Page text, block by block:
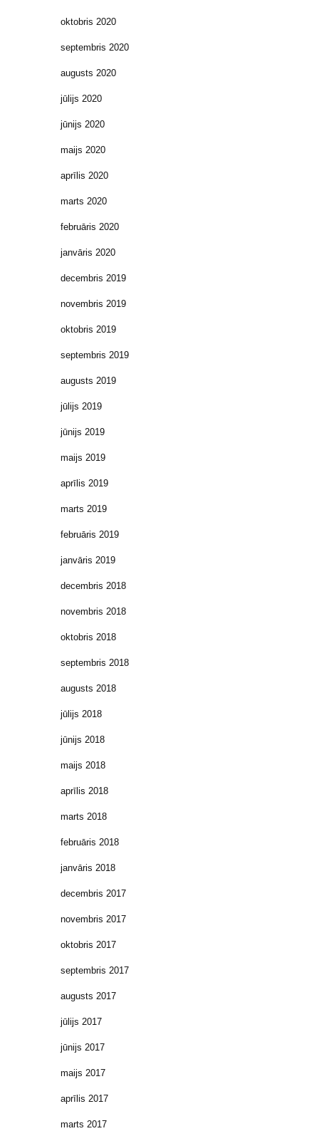
oktobris 2020
septembris 2020
augusts 2020
jūlijs 2020
jūnijs 2020
maijs 2020
aprīlis 2020
marts 2020
februāris 2020
janvāris 2020
decembris 2019
novembris 2019
oktobris 2019
septembris 2019
augusts 2019
jūlijs 2019
jūnijs 2019
maijs 2019
aprīlis 2019
marts 2019
februāris 2019
janvāris 2019
decembris 2018
novembris 2018
oktobris 2018
septembris 2018
augusts 2018
jūlijs 2018
jūnijs 2018
maijs 2018
aprīlis 2018
marts 2018
februāris 2018
janvāris 2018
decembris 2017
novembris 2017
oktobris 2017
septembris 2017
augusts 2017
jūlijs 2017
jūnijs 2017
maijs 2017
aprīlis 2017
marts 2017